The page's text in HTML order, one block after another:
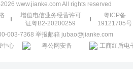
www.jianke.com All rights reserved
增值电信业务经营许可
证粤B2-20200259
粤ICP备
19121705号
003-7368 举报邮箱 jubao@jianke.com